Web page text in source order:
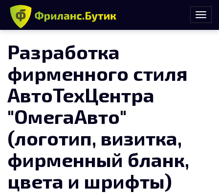
Разработка
фирменного стиля
АвтоТехЦентра
"ОмегаАвто"
(логотип, визитка,
фирменный бланк,
цвета и шрифты)